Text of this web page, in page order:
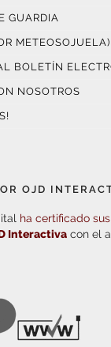
GUARDIA
METEOSOJUELA)
BOLETÍN
NOSOTROS
OJD
ha certificado
Interactiva con el